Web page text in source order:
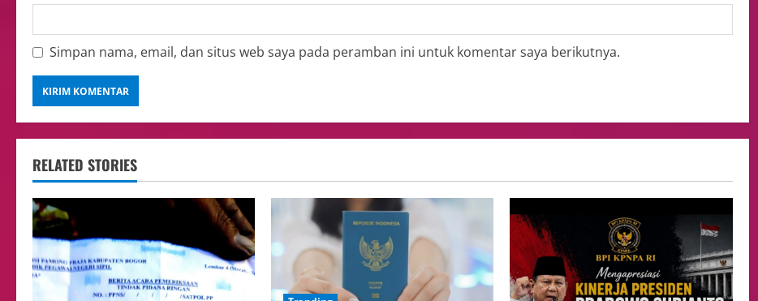
Simpan nama, email, dan situs web saya pada peramban ini untuk komentar saya berikutnya.
RELATED STORIES